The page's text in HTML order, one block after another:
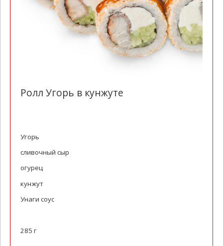
Ролл Угорь в кунжуте
Угорь
сливочный сыр
огурец
кунжут
Унаги соус
285 г